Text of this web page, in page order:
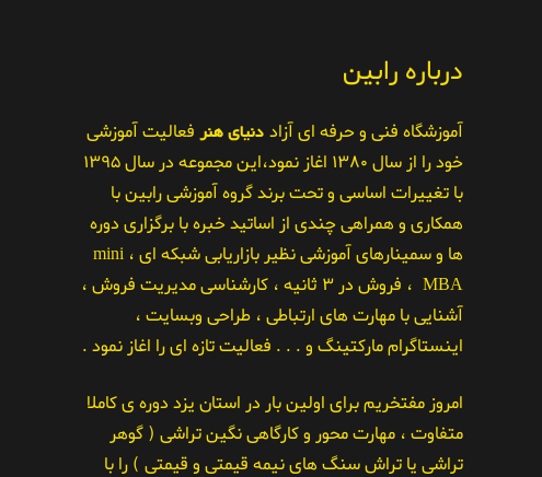
درباره رابین
آموزشگاه فنی و حرفه ای آزاد دنیای هنر فعالیت آموزشی
خود را از سال ۱۳۸۰ اغاز نمود،این مجموعه در سال ۱۳۹۵
با تغییرات اساسی و تحت برند گروه آموزشی رابین با
همکاری و همراهی چندی از اساتید خبره با برگزاری دوره
ها و سمینارهای آموزشی نظیر بازاریابی شبکه ای ، mini
MBA ، فروش در ۳ ثانیه ، کارشناسی مدیریت فروش ،
آشنایی با مهارت های ارتباطی ، طراحی وبسایت ،
اینستاگرام مارکتینگ و . . . فعالیت تازه ای را اغاز نمود .
امروز مفتخریم برای اولین بار در استان یزد دوره ی کاملا
متفاوت ، مهارت محور و کارگاهی نگین تراشی ( گوهر
تراشی یا تراش سنگ های نیمه قیمتی و قیمتی ) را با